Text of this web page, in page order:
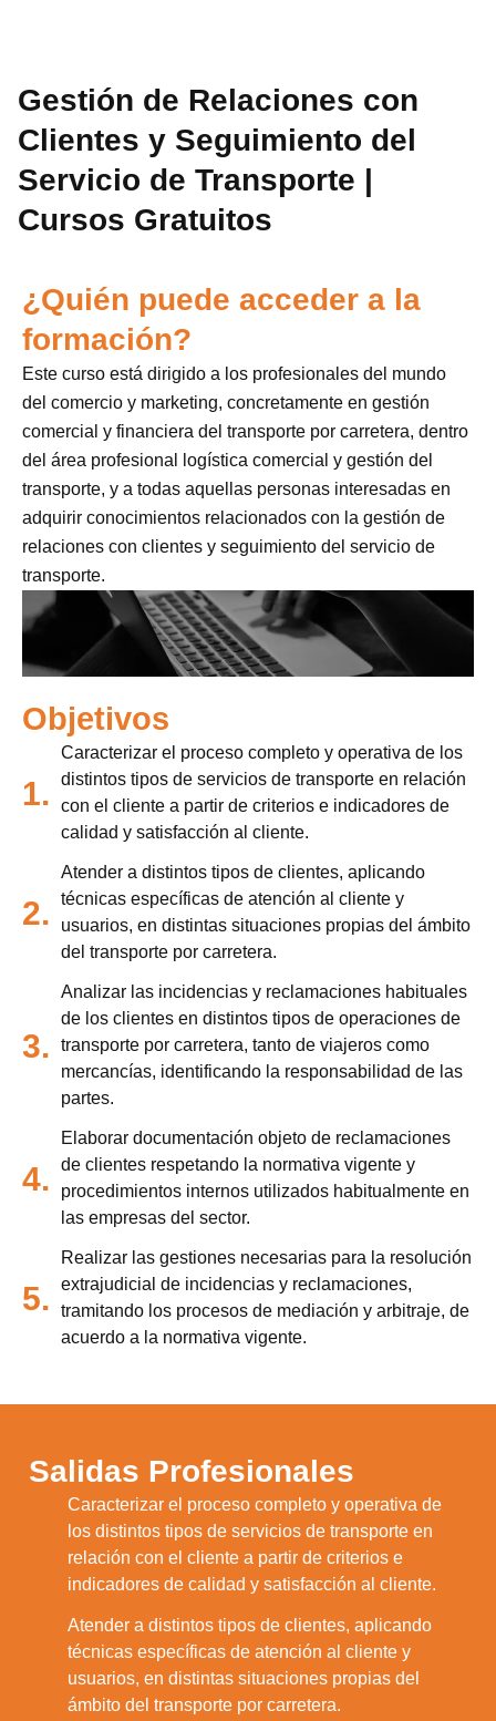
Gestión de Relaciones con
Clientes y Seguimiento del
Servicio de Transporte |
Cursos Gratuitos
¿Quién puede acceder a la
formación?
Este curso está dirigido a los profesionales del mundo
del comercio y marketing, concretamente en gestión
comercial y financiera del transporte por carretera, dentro
del área profesional logística comercial y gestión del
transporte, y a todas aquellas personas interesadas en
adquirir conocimientos relacionados con la gestión de
relaciones con clientes y seguimiento del servicio de
transporte.
Objetivos
1.
Caracterizar el proceso completo y operativa de los
distintos tipos de servicios de transporte en relación
con el cliente a partir de criterios e indicadores de
calidad y satisfacción al cliente.
2.
Atender a distintos tipos de clientes, aplicando
técnicas específicas de atención al cliente y
usuarios, en distintas situaciones propias del ámbito
del transporte por carretera.
3.
Analizar las incidencias y reclamaciones habituales
de los clientes en distintos tipos de operaciones de
transporte por carretera, tanto de viajeros como
mercancías, identificando la responsabilidad de las
partes.
4.
Elaborar documentación objeto de reclamaciones
de clientes respetando la normativa vigente y
procedimientos internos utilizados habitualmente en
las empresas del sector.
5.
Realizar las gestiones necesarias para la resolución
extrajudicial de incidencias y reclamaciones,
tramitando los procesos de mediación y arbitraje, de
acuerdo a la normativa vigente.
Salidas Profesionales
Caracterizar el proceso completo y operativa de
los distintos tipos de servicios de transporte en
relación con el cliente a partir de criterios e
indicadores de calidad y satisfacción al cliente.
Atender a distintos tipos de clientes, aplicando
técnicas específicas de atención al cliente y
usuarios, en distintas situaciones propias del
ámbito del transporte por carretera.